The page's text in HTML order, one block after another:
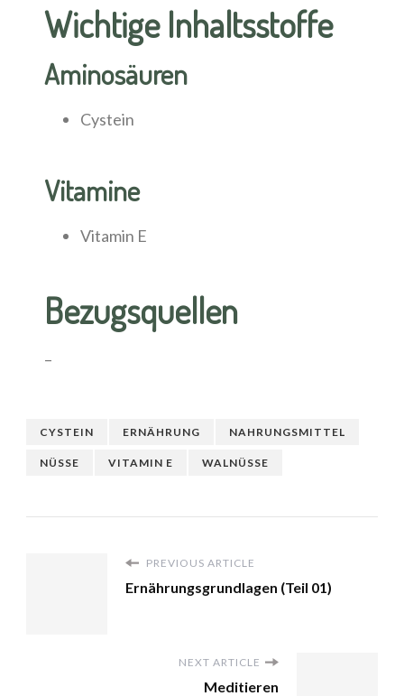
Wichtige Inhaltsstoffe
Aminosäuren
Cystein
Vitamine
Vitamin E
Bezugsquellen
–
CYSTEIN ERNÄHRUNG NAHRUNGSMITTEL
NÜSSE VITAMIN E WALNÜSSE
PREVIOUS ARTICLE
Ernährungsgrundlagen (Teil 01)
NEXT ARTICLE
Meditieren